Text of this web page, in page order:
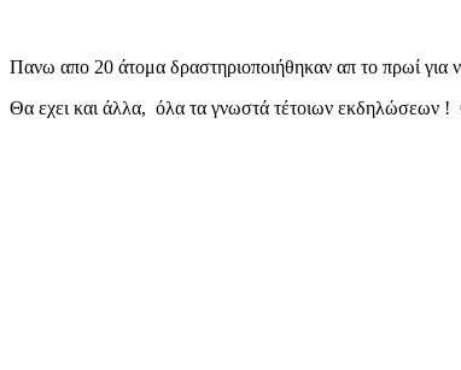
Πανω απο 20 άτομα δραστηριοποιήθηκαν απ το πρωί για
Θα εχει και άλλα, όλα τα γνωστά τέτοιων εκδηλώσεων